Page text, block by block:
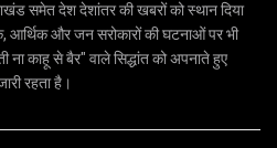
समेत देश देशांतर की खबरों को स्थान दिया
आर्थिक और जन सरोकारों की घटनाओं पर भी
ना काहू से बैर" वाले सिद्धांत को अपनाते हुए
रहता है।